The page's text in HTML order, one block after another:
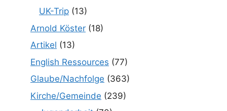
UK-Trip (13)
Arnold Köster (18)
Artikel (13)
English Ressources (77)
Glaube/Nachfolge (363)
Kirche/Gemeinde (239)